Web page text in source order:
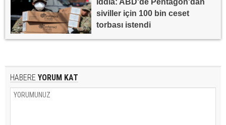
İddia: ABD'de Pentagon'dan
siviller için 100 bin ceset
torbası istendi
HABERE YORUM KAT